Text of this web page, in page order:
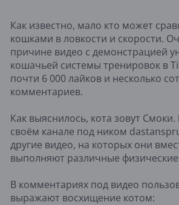
Как известно, мало кто может
кошками в ловкости и скорости.
причине видео с демонстрацией
кошачьей системы тренировок в
почти 6 000 лайков и несколько
комментариев.
Как выяснилось, кота зовут Смоки.
своём канале под ником
другие видео, на которых они
выполняют различные
В комментариях под видео
выражают восхищение котом: